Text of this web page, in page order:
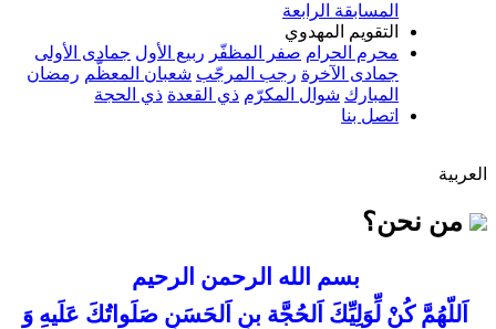
المسابقة الرابعة
التقويم المهدوي
محرم الحرام صفر المظفّر ربيع الأول جمادى الأولى
جمادى الآخرة رجب المرجّب شعبان المعظّم رمضان
المبارك شوال المكرّم ذي القعدة ذي الحجة
اتصل بنا
العربية
من نحن؟
بسم الله الرحمن الرحيم
اَللّهُمَّ كُنْ لِّوَلِيِّكَ اَلحُجَّة بنِ اَلحَسَنِ صَلَواتُكَ عَلَيهِ وَ